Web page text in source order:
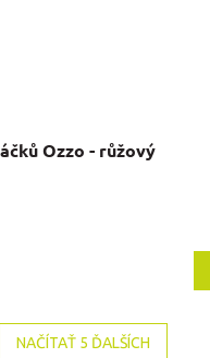
Ozzo - růžový
NAČÍTAŤ 5 ĎALŠÍCH